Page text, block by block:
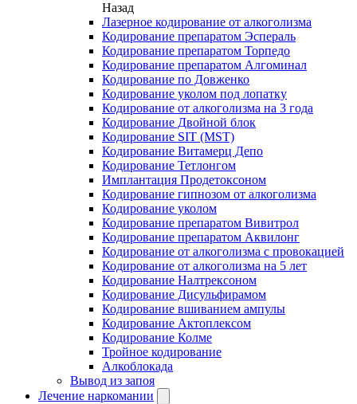
Назад
Лазерное кодирование от алкоголизма
Кодирование препаратом Эспераль
Кодирование препаратом Торпедо
Кодирование препаратом Алгоминал
Кодирование по Довженко
Кодирование уколом под лопатку
Кодирование от алкоголизма на 3 года
Кодирование Двойной блок
Кодирование SIT (MST)
Кодирование Витамерц Депо
Кодирование Тетлонгом
Имплантация Продетоксоном
Кодирование гипнозом от алкоголизма
Кодирование уколом
Кодирование препаратом Вивитрол
Кодирование препаратом Аквилонг
Кодирование от алкоголизма с провокацией
Кодирование от алкоголизма на 5 лет
Кодирование Налтрексоном
Кодирование Дисульфирамом
Кодирование вшиванием ампулы
Кодирование Актоплексом
Кодирование Колме
Тройное кодирование
Алкоблокада
Вывод из запоя
Лечение наркомании